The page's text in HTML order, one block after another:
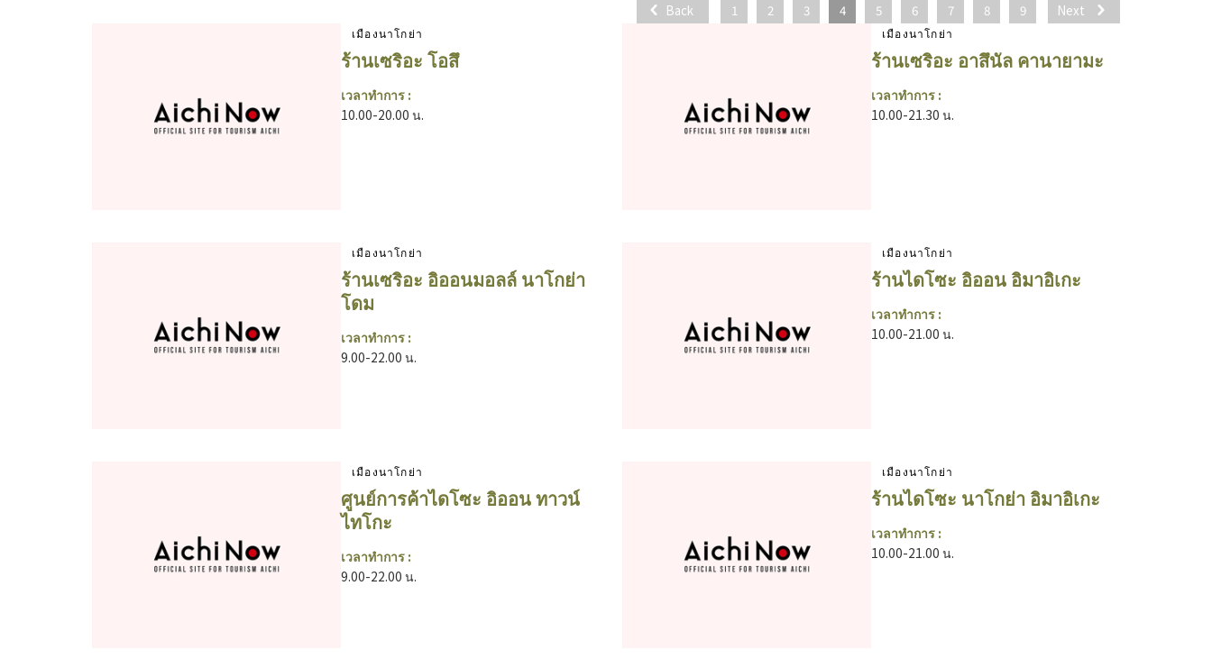
Back 1 2 3 4 5 6 7 8 9 Next
เมืองนาโกย่า
ร้านเซริอะ โอสึ
เวลาทำการ :
10.00-20.00 น.
เมืองนาโกย่า
ร้านเซริอะ อาสึนัล คานายามะ
เวลาทำการ :
10.00-21.30 น.
เมืองนาโกย่า
ร้านเซริอะ อิออนมอลล์ นาโกย่า
โดม
เวลาทำการ :
9.00-22.00 น.
เมืองนาโกย่า
ร้านไดโซะ อิออน อิมาอิเกะ
เวลาทำการ :
10.00-21.00 น.
เมืองนาโกย่า
ศูนย์การค้าไดโซะ อิออน ทาวน์
ไทโกะ
เวลาทำการ :
9.00-22.00 น.
เมืองนาโกย่า
ร้านไดโซะ นาโกย่า อิมาอิเกะ
เวลาทำการ :
10.00-21.00 น.